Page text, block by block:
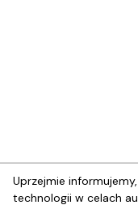
Uprzejmie informujemy,
technologii w celach